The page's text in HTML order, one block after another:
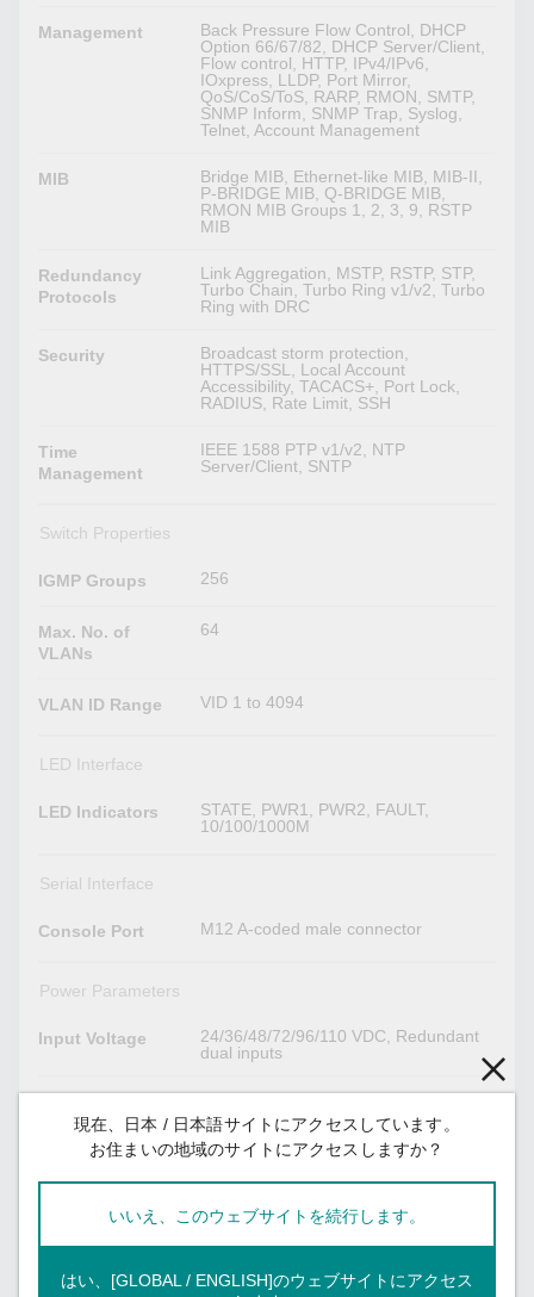
Management
Back Pressure Flow Control, DHCP
Option 66/67/82, DHCP Server/Client,
Flow control, HTTP, IPv4/IPv6,
IOxpress, LLDP, Port Mirror,
QoS/CoS/ToS, RARP, RMON, SMTP,
SNMP Inform, SNMP Trap, Syslog,
Telnet, Account Management
MIB
Bridge MIB, Ethernet-like MIB, MIB-II,
P-BRIDGE MIB, Q-BRIDGE MIB,
RMON MIB Groups 1, 2, 3, 9, RSTP
MIB
Redundancy
Protocols
Link Aggregation, MSTP, RSTP, STP,
Turbo Chain, Turbo Ring v1/v2, Turbo
Ring with DRC
Security
Broadcast storm protection,
HTTPS/SSL, Local Account
Accessibility, TACACS+, Port Lock,
RADIUS, Rate Limit, SSH
Time
Management
IEEE 1588 PTP v1/v2, NTP
Server/Client, SNTP
Switch Properties
IGMP Groups 256
Max. No. of
VLANs
64
VLAN ID Range VID 1 to 4094
LED Interface
LED Indicators
STATE, PWR1, PWR2, FAULT,
10/100/1000M
Serial Interface
Console Port M12 A-coded male connector
Power Parameters
Input Voltage
24/36/48/72/96/110 VDC, Redundant
dual inputs
Voltage
16.8 to 137.5 VDC
Protection
Connector
現在、日本 / 日本語サイトにアクセスしています。
お住まいの地域のサイトにアクセスしますか？
いいえ、このウェブサイトを続行します。
はい、[GLOBAL / ENGLISH]のウェブサイトにアクセス